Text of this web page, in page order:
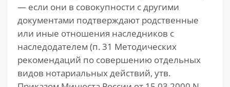
— если они в совокупности с другими
документами подтверждают родственные
или иные отношения наследников с
наследодателем (п. 31 Методических
рекомендаций по совершению отдельных
видов нотариальных действий, утв.